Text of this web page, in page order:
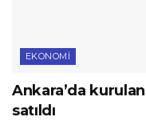
EKONOMI
Ankara’da
satıldı